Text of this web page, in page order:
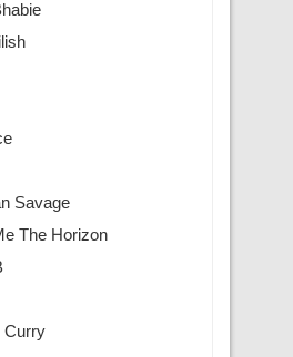
Savage
The Horizon
Curry